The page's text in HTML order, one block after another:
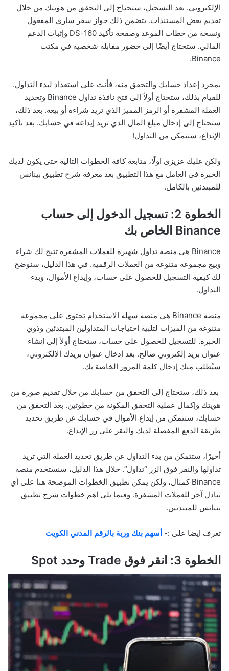
الإلكتروني. بعد التسجيل، ستحتاج إلى التحقق من هويتك من خلال
تقديم بعض المستندات. يتضمن ذلك جواز سفر ساري المفعول
ونسخة من خطاب الموعد وصفحة تأكيد DS-160 وإثبات الدعم
المالي. ستحتاج أيضًا إلى حضور مقابلة شخصية في مكتب
Binance.
بمجرد إعداد حسابك والتحقق منه، فأنت على استعداد لبدء التداول.
للقيام بذلك، ستحتاج أولاً إلى فتح نافذة تداول Binance وتحديد
العملة المشفرة أو الرمز المميز الذي تريد شراءه أو بيعه. بعد ذلك،
ستحتاج إلى إدخال مبلغ المال الذي تريد إيداعه في حسابك. بعد تأكيد
الإيداع، ستتمكن من التداول!
ولكن عليك عزيزى اولًا، متابعة كافة الخطوات التالية حتى يكون لديك
الخبرة فى العامل مع هذا التطبيق بعد معرفة شرح تطبيق بينانس
للمبتدئين بالكامل.
الخطوة 2: تسجيل الدخول إلى حساب
Binance الخاص بك
Binance هي منصة تداول شهيرة للعملات المشفرة تتيح لك شراء
وبيع مجموعة متنوعة من العملات الرقمية. في هذا الدليل، سنوضح
لك كيفية التسجيل للحصول على حساب، وإيداع الأموال، وبدء
التداول.
منصة Binance هي منصة سهلة الاستخدام تحتوي على مجموعة
متنوعة من الميزات لتلبية احتياجات المتداولين المبتدئين وذوي
الخبرة. للتسجيل للحصول على حساب، ستحتاج أولاً إلى إنشاء
عنوان بريد إلكتروني صالح. بعد إدخال عنوان بريدك الإلكتروني،
سيُطلب منك إدخال كلمة المرور الخاصة بك.
بعد ذلك، ستحتاج إلى التحقق من حسابك من خلال تقديم صورة من
هويتك وإكمال عملية التحقق المكونة من خطوتين. بعد التحقق من
حسابك، ستتمكن من إيداع الأموال في حسابك عن طريق تحديد
طريقة الدفع المفضلة لديك والنقر على زر الإيداع.
أخيرًا، ستتمكن من بدء التداول عن طريق تحديد العملة التي تريد
تداولها والنقر فوق الزر “تداول”. خلال هذا الدليل، سنستخدم منصة
Binance كمثال، ولكن يمكن تطبيق الخطوات الموضحة هنا على أي
تبادل آخر للعملات المشفرة. وفيما يلى اهم خطوات شرح تطبيق
بينانس للمبتدئين.
تعرف ايضا على :- أسهم بنك وربة بالرقم المدني الكويت
الخطوة 3: انقر فوق Trade وحدد Spot